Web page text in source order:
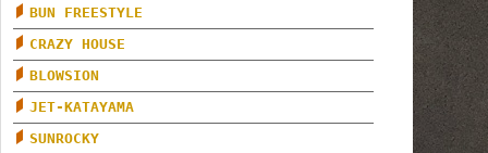
BUN FREESTYLE
CRAZY HOUSE
BLOWSION
JET-KATAYAMA
SUNROCKY